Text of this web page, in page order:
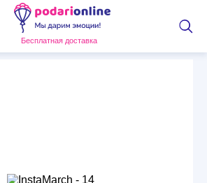
Бесплатная доставка